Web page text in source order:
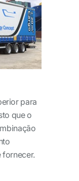
para
que o